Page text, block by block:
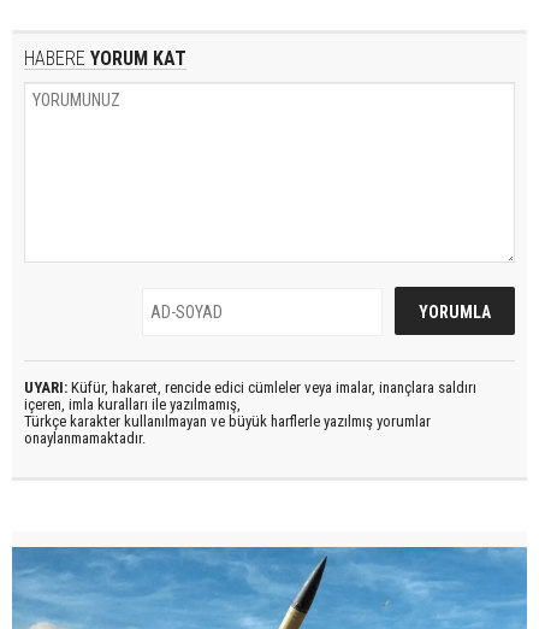
HABERE YORUM KAT
UYARI: Küfür, hakaret, rencide edici cümleler veya imalar, inançlara saldırı
içeren, imla kuralları ile yazılmamış,
Türkçe karakter kullanılmayan ve büyük harflerle yazılmış yorumlar
onaylanmamaktadır.